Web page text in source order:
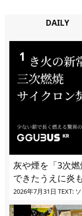
DAILY
灰や煙を「3次
できたうえに炎
2026年7月31日 TEXT: